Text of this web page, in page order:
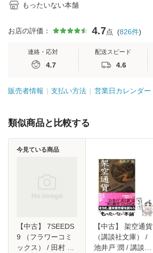
もったいない本舗
お店の評価： 4.7点 (826件)
連絡・応対
4.7
配送スピード
4.6
販売者情報 支払い方法 営業日カレンダー
類似商品と比較する
【中古】 7SEEDS
9 （フラワーコミ
ックス） / 田村 由
今見ている商品
【中古】 架空通貨
（講談社文庫） /
池井戸 潤 / 講談社